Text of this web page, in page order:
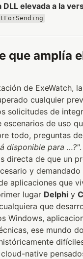
DLL elevada a la
que amplía
de ExeWatch,
cualquier
solicitudes de
escenarios de uso
todo, preguntas
disponible para …?"
directa de que un
y
aplicaciones que
lugar Delphi y
que
Windows,
ese mundo
native